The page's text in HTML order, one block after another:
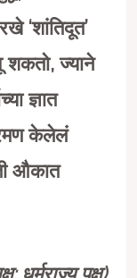
‘शांतिदूत’
शकतो, ज्याने
ज्ञात
केलेलं
औकात